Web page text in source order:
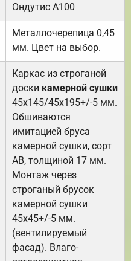
Ондутис А100
Металлочерепица 0,45
мм. Цвет на выбор.
Каркас из строганой
доски камерной сушки
45х145/45х195+/-5 мм.
Обшиваются
имитацией бруса
камерной сушки, сорт
АВ, толщиной 17 мм.
Монтаж через
строганый брусок
камерной сушки
45х45+/-5 мм.
(вентилируемый
фасад). Влаго-